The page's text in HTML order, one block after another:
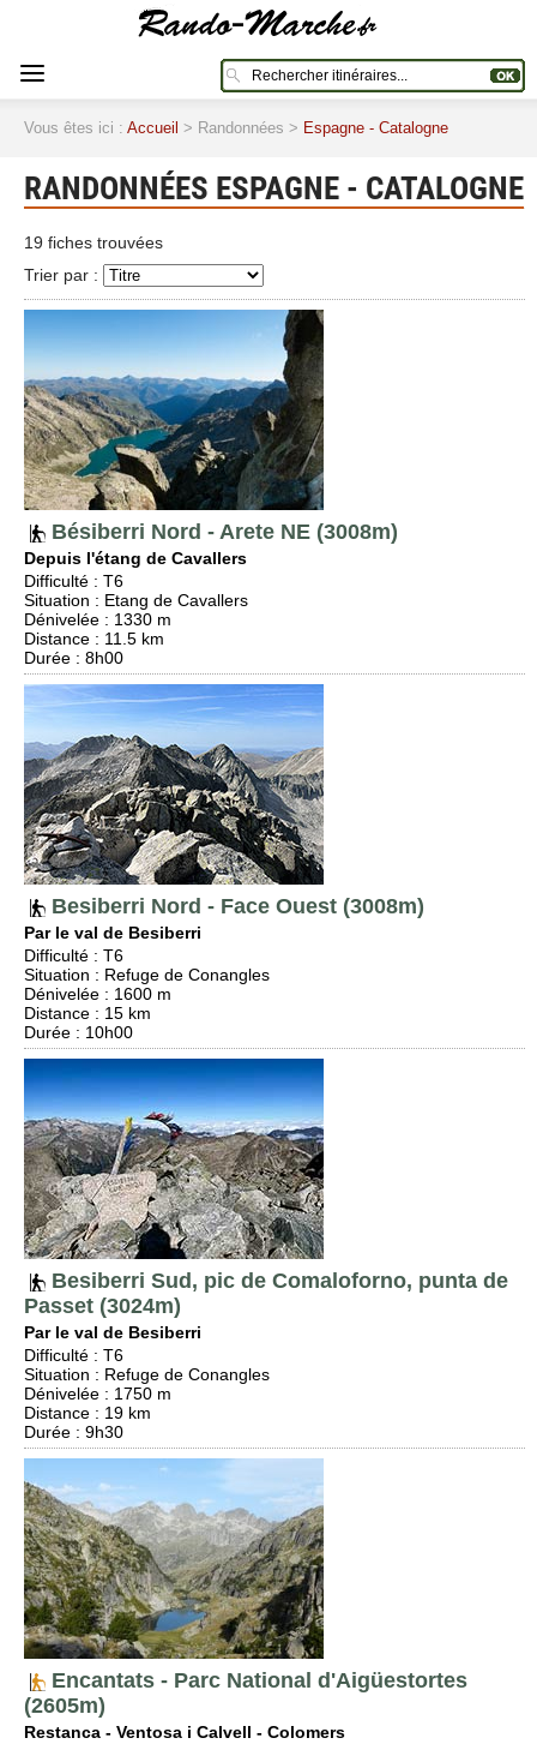
Vous êtes ici : Accueil > Randonnées > Espagne - Catalogne
RANDONNÉES ESPAGNE - CATALOGNE
19 fiches trouvées
Trier par :
Bésiberri Nord - Arete NE (3008m)
Depuis l'étang de Cavallers
Difficulté : T6
Situation : Etang de Cavallers
Dénivelée : 1330 m
Distance : 11.5 km
Durée : 8h00
Besiberri Nord - Face Ouest (3008m)
Par le val de Besiberri
Difficulté : T6
Situation : Refuge de Conangles
Dénivelée : 1600 m
Distance : 15 km
Durée : 10h00
Besiberri Sud, pic de Comaloforno, punta de
Passet (3024m)
Par le val de Besiberri
Difficulté : T6
Situation : Refuge de Conangles
Dénivelée : 1750 m
Distance : 19 km
Durée : 9h30
Encantats - Parc National d'Aigüestortes
(2605m)
Restanca - Ventosa i Calvell - Colomers